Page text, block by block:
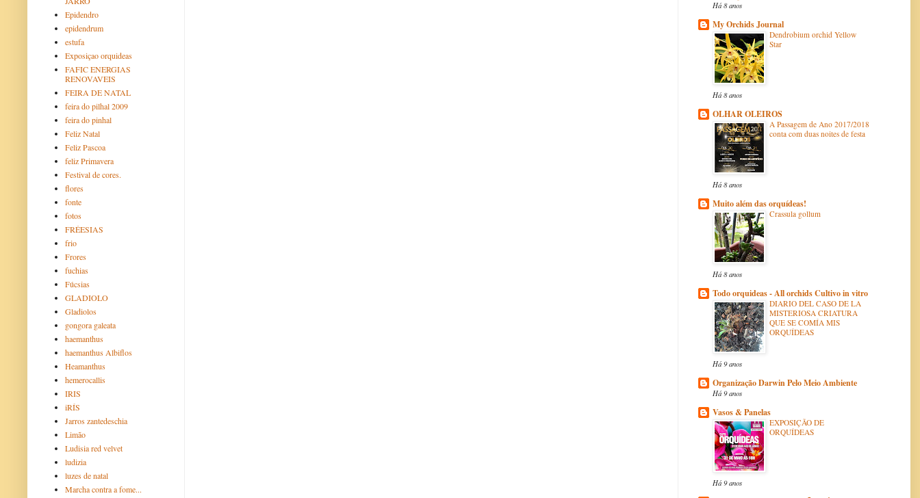
Epidendro
epidendrum
estufa
Exposiçao orquideas
FAFIC ENERGIAS
RENOVAVEIS
FEIRA DE NATAL
feira do pilhal 2009
feira do pinhal
Feliz Natal
Feliz Pascoa
feliz Primavera
Festival de cores.
flores
fonte
fotos
FRÉESIAS
frio
Frores
fuchias
Fúcsias
GLADIOLO
Gladiolos
gongora galeata
haemanthus
haemanthus Albiflos
Heamanthus
hemerocallis
IRIS
iRÍS
Jarros zantedeschia
Limão
Ludisia red velvet
ludizia
luzes de natal
Marcha contra a fome...
Há 8 anos
My Orchids Journal
Dendrobium orchid Yellow
Star
Há 8 anos
OLHAR OLEIROS
A Passagem de Ano 2017/2018
conta com duas noites de festa
Há 8 anos
Muito além das orquídeas!
Crassula gollum
Há 8 anos
Todo orquideas - All orchids Cultivo in vitro
DIARIO DEL CASO DE LA
MISTERIOSA CRIATURA
QUE SE COMÍA MIS
ORQUÍDEAS
Há 9 anos
Organização Darwin Pelo Meio Ambiente
Há 9 anos
Vasos & Panelas
EXPOSIÇÃO DE
ORQUÍDEAS
Há 9 anos